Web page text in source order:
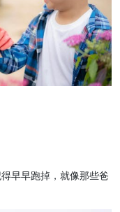
早早跑掉，就像那些爸